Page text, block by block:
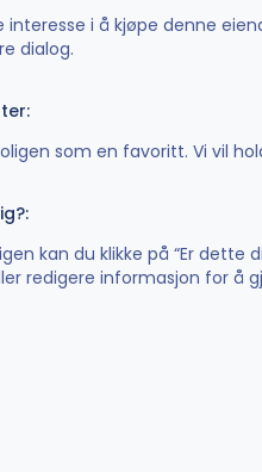
interesse i å kjøpe denne
dialog.
som en favoritt. Vi vil
kan du klikke på “Er
redigere informasjon for å